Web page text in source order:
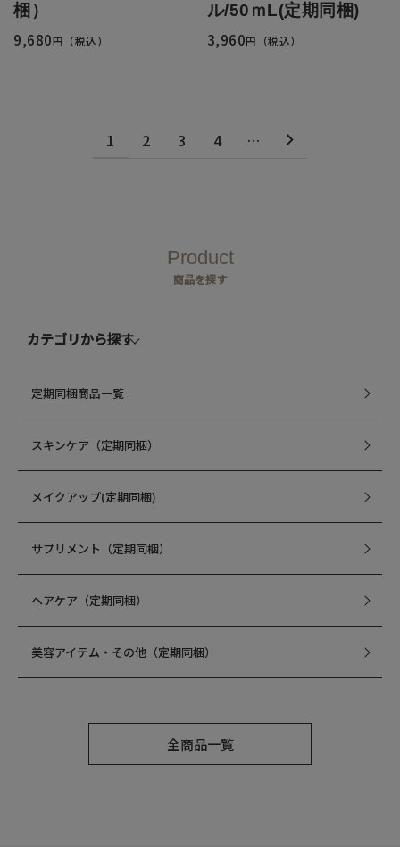
梱）
9,680円（税込）
ル/50ｍL(定期同梱)
3,960円（税込）
1 2 3 4 …
Product
商品を探す
カテゴリから探す
定期同梱商品一覧
スキンケア（定期同梱）
メイクアップ(定期同梱)
サプリメント（定期同梱）
ヘアケア（定期同梱）
美容アイテム・その他（定期同梱）
全商品一覧